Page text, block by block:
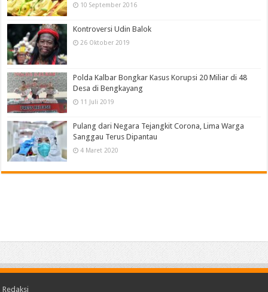
10 September 2016
Kontroversi Udin Balok
26 Oktober 2019
Polda Kalbar Bongkar Kasus Korupsi 20 Miliar di 48
Desa di Bengkayang
11 Juli 2019
Pulang dari Negara Tejangkit Corona, Lima Warga
Sanggau Terus Dipantau
4 Maret 2020
Redaksi